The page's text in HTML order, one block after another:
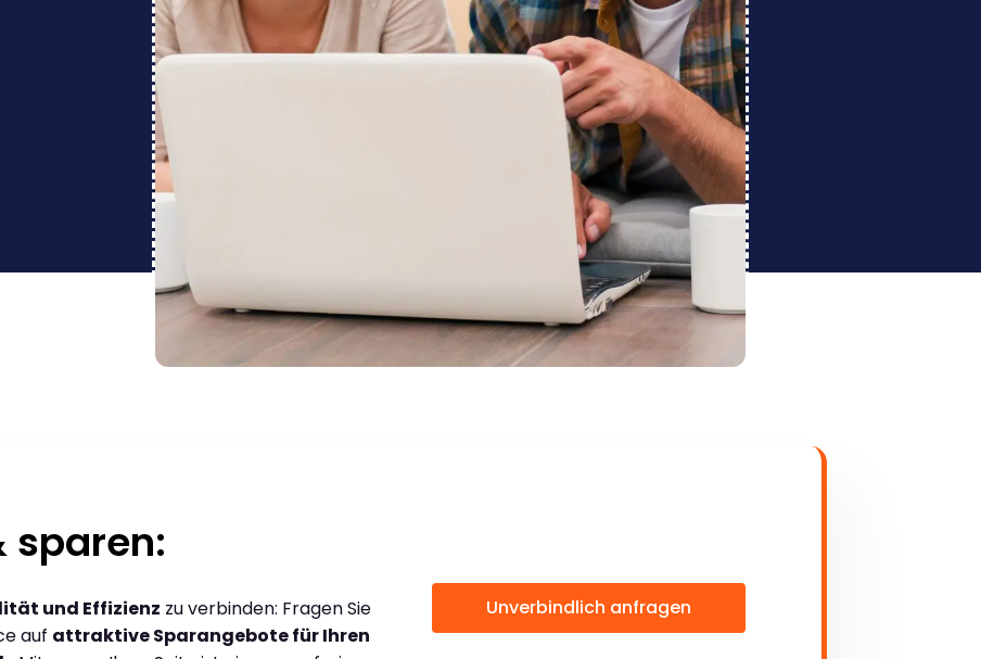
sparen:
und Effizienz zu verbinden: Fragen Sie
auf attraktive Sparangebote für Ihren
Unverbindlich anfragen